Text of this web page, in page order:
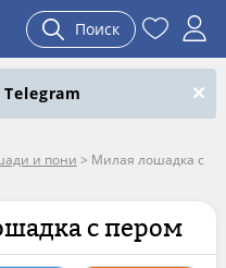
Поиск
Telegram
и пони > Милая лошадка с
с пером